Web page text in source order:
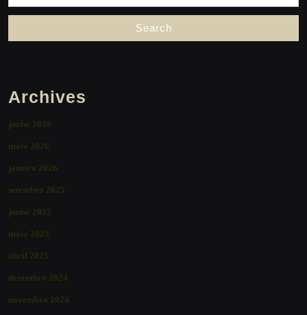
Archives
junho 2026
maio 2026
janeiro 2026
setembro 2025
junho 2025
maio 2025
abril 2025
dezembro 2024
novembro 2024